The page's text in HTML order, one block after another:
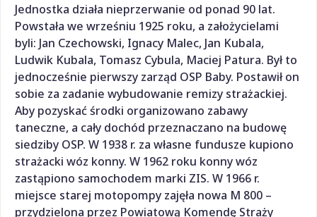
Jednostka działa nieprzerwanie od ponad 90 lat.
Powstała we wrześniu 1925 roku, a założycielami
byli: Jan Czechowski, Ignacy Malec, Jan Kubala,
Ludwik Kubala, Tomasz Cybula, Maciej Patura. Był to
jednocześnie pierwszy zarząd OSP Baby. Postawił on
sobie za zadanie wybudowanie remizy strażackiej.
Aby pozyskać środki organizowano zabawy
taneczne, a cały dochód przeznaczano na budowę
siedziby OSP. W 1938 r. za własne fundusze kupiono
strażacki wóz konny. W 1962 roku konny wóz
zastąpiono samochodem marki ZIS. W 1966 r.
miejsce starej motopompy zajęła nowa M 800 –
przydzielona przez Powiatową Komendę Straży